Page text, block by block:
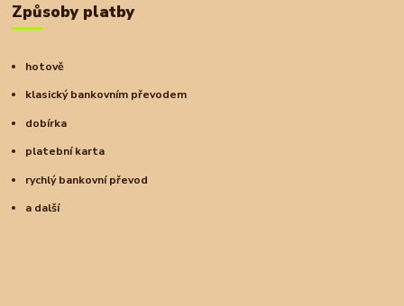
Způsoby platby
hotově
klasický bankovním převodem
dobírka
platební karta
rychlý bankovní převod
a další